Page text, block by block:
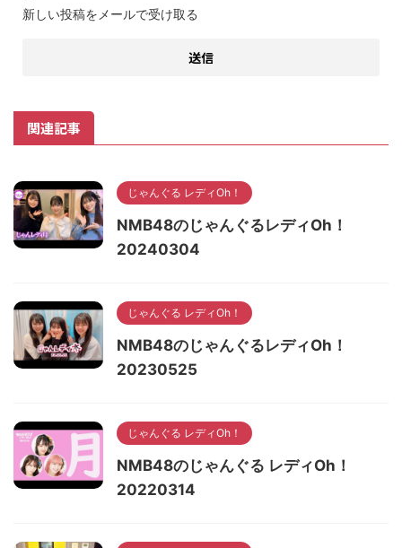
新しい投稿をメールで受け取る
関連記事
じゃんぐる レディOh！
NMB48のじゃんぐるレディOh！
20240304
じゃんぐる レディOh！
NMB48のじゃんぐるレディOh！
20230525
じゃんぐる レディOh！
NMB48のじゃんぐる レディOh！
20220314